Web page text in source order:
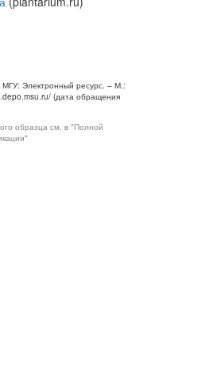
Электронный ресурс. – М.:
(дата обращения
образца см. в "Полной